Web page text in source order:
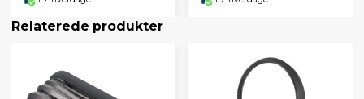
Relaterede produkter